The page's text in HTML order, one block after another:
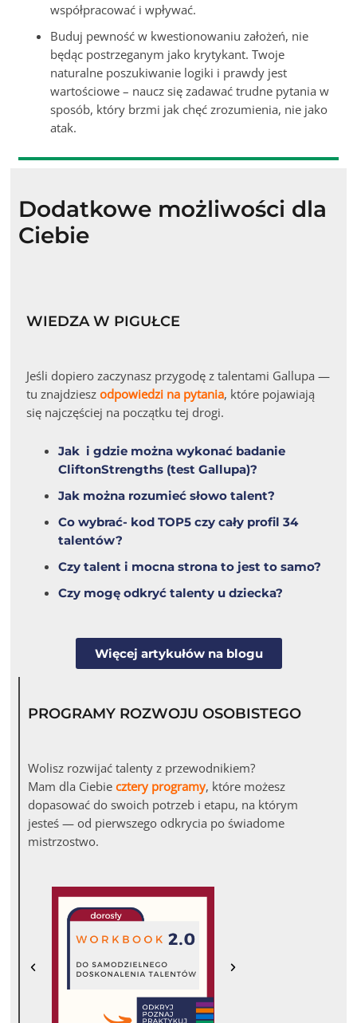
współpracować i wpływać.
Buduj pewność w kwestionowaniu założeń, nie
będąc postrzeganym jako krytykant. Twoje
naturalne poszukiwanie logiki i prawdy jest
wartościowe – naucz się zadawać trudne pytania w
sposób, który brzmi jak chęć zrozumienia, nie jako
atak.
Dodatkowe możliwości dla
Ciebie
WIEDZA W PIGUŁCE
Jeśli dopiero zaczynasz przygodę z talentami Gallupa —
tu znajdzieszodpowiedzi na pytania, które pojawiają
się najczęściej na początku tej drogi.
Jak i gdzie można wykonać badanie
CliftonStrengths (test Gallupa)?
Jak można rozumieć słowo talent?
Co wybrać- kod TOP5 czy cały profil 34
talentów?
Czy talent i mocna strona to jest to samo?
Czy mogę odkryć talenty u dziecka?
Więcej artykułów na blogu
PROGRAMY ROZWOJU OSOBISTEGO
Wolisz rozwijać talenty z przewodnikiem?
Mam dla Ciebiecztery programy, które możesz
dopasować do swoich potrzeb i etapu, na którym
jesteś — od pierwszego odkrycia po świadome
mistrzostwo.